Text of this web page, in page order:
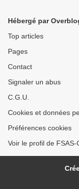
Hébergé par
Top articles
Pages
Contact
Signaler un abus
C.G.U.
Cookies et données
Préférences cookies
Voir le profil de